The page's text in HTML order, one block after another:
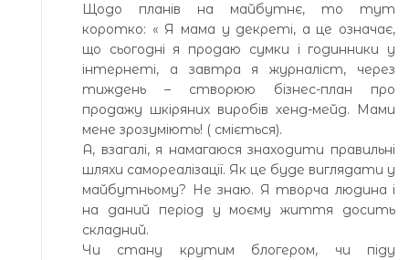
Щодо планів на майбутнє, то тут
коротко: « Я мама у декреті, а це означає,
що сьогодні я продаю сумки і годинники у
інтернеті, а завтра я журналіст, через
тиждень – створюю бізнес-план про
продажу шкіряних виробів хенд-мейд. Мами
мене зрозуміють! ( сміється).
А, взагалі, я намагаюся знаходити правильні
шляхи самореалізації. Як це буде виглядати у
майбутньому? Не знаю. Я творча людина і
на даний період у моєму життя досить
складний.
Чи стану крутим блогером, чи піду